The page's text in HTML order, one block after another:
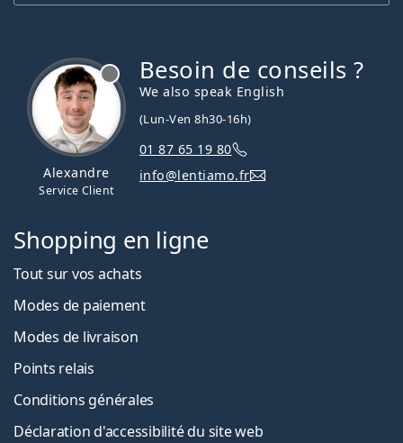
Alexandre
Service Client
Besoin de conseils ?
We also speak English
(Lun-Ven 8h30-16h)
01 87 65 19 80
info@lentiamo.fr
Shopping en ligne
Tout sur vos achats
Modes de paiement
Modes de livraison
Points relais
Conditions générales
Déclaration d'accessibilité du site web